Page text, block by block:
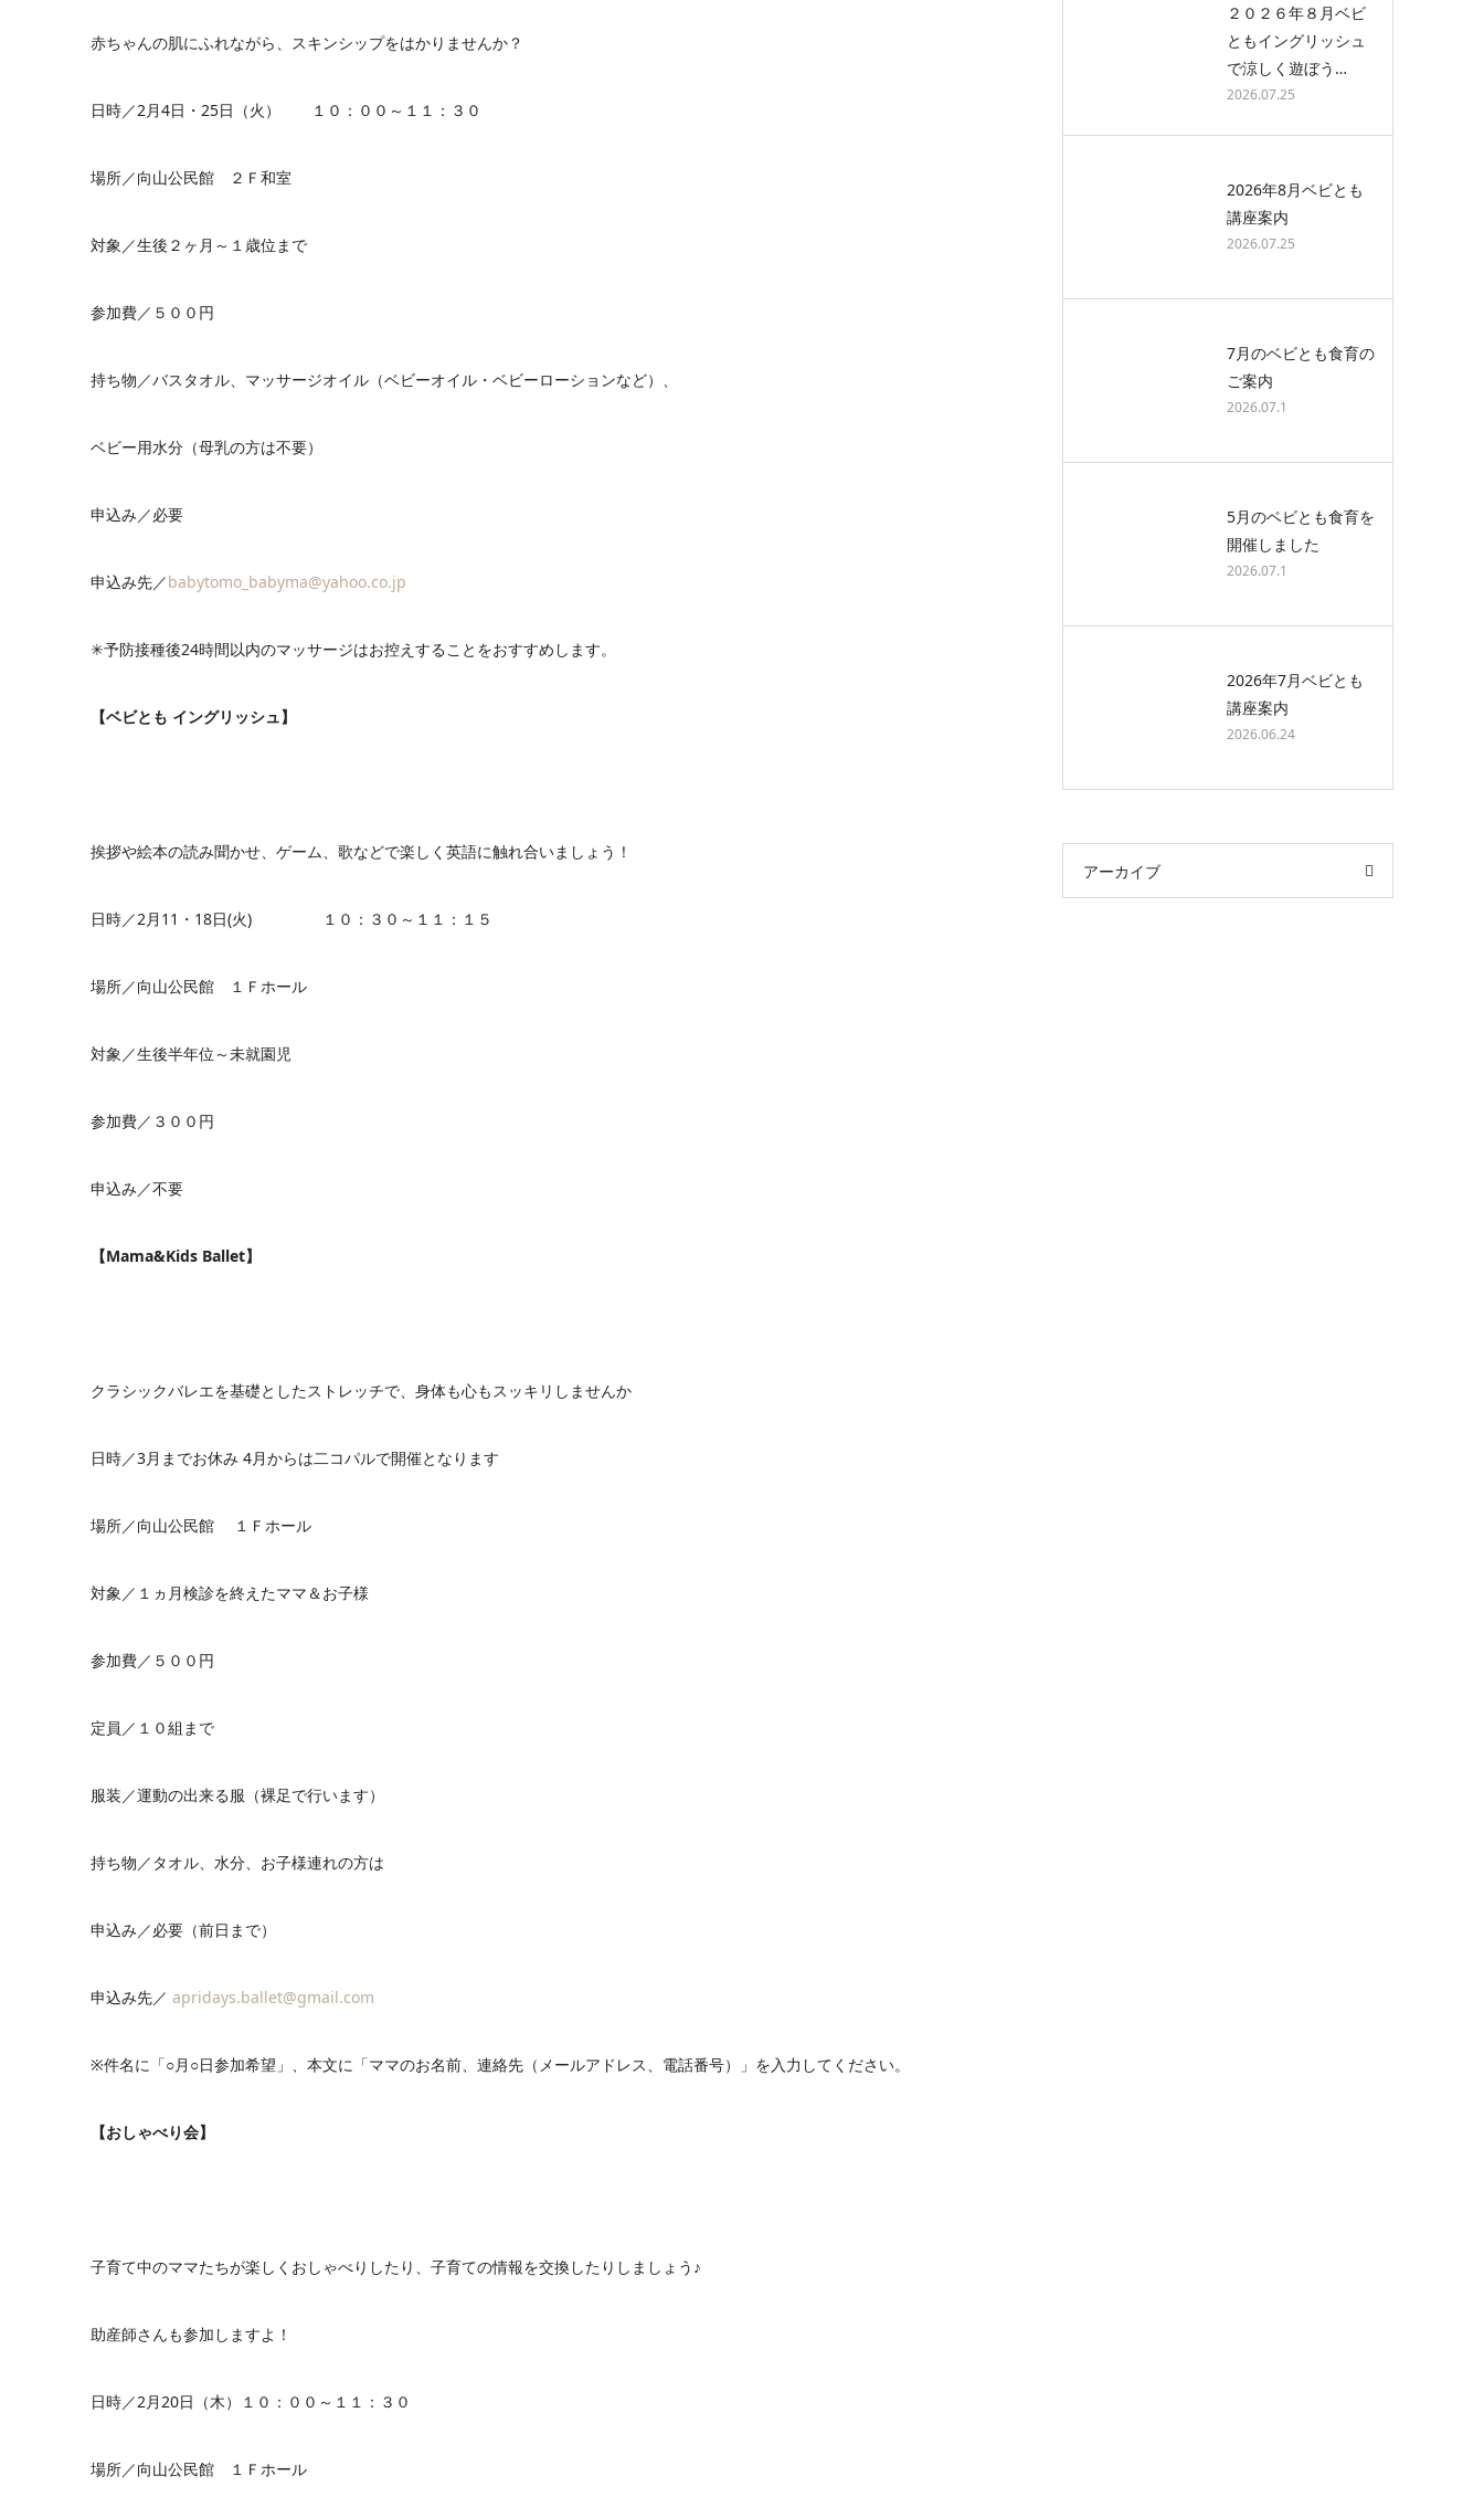
赤ちゃんの肌にふれながら、スキンシップをはかりませんか？
日時／2月4日・25日（火） １０：００～１１：３０
場所／向山公民館 ２Ｆ和室
対象／生後２ヶ月～１歳位まで
参加費／５００円
持ち物／バスタオル、マッサージオイル（ベビーオイル・ベビーローションなど）、
ベビー用水分（母乳の方は不要）
申込み／必要
申込み先／babytomo_babyma@yahoo.co.jp
✳︎予防接種後24時間以内のマッサージはお控えすることをおすすめします。
【ベビとも イングリッシュ】
挨拶や絵本の読み聞かせ、ゲーム、歌などで楽しく英語に触れ合いましょう！
日時／2月11・18日(火) １０：３０～１１：１５
場所／向山公民館 １Ｆホール
対象／生後半年位～未就園児
参加費／３００円
申込み／不要
【Mama&Kids Ballet】
クラシックバレエを基礎としたストレッチで、身体も心もスッキリしませんか
日時／3月までお休み 4月からは二コパルで開催となります
場所／向山公民館 １Ｆホール
対象／１ヵ月検診を終えたママ＆お子様
参加費／５００円
定員／１０組まで
服装／運動の出来る服（裸足で行います）
持ち物／タオル、水分、お子様連れの方は
申込み／必要（前日まで）
申込み先／ apridays.ballet@gmail.com
※件名に「○月○日参加希望」、本文に「ママのお名前、連絡先（メールアドレス、電話番号）」を入力してください。
【おしゃべり会】
子育て中のママたちが楽しくおしゃべりしたり、子育ての情報を交換したりしましょう♪
助産師さんも参加しますよ！
日時／2月20日（木）１０：００～１１：３０
場所／向山公民館 １Ｆホール
２０２６年８月ベビ
ともイングリッシュ
で涼しく遊ぼう…
2026.07.25
2026年8月ベビとも
講座案内
2026.07.25
7月のベビとも食育の
ご案内
2026.07.1
5月のベビとも食育を
開催しました
2026.07.1
2026年7月ベビとも
講座案内
2026.06.24
アーカイブ